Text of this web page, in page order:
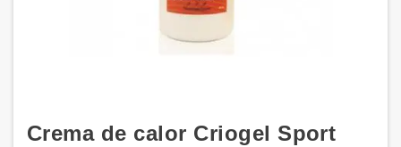
Crema de calor Criogel Sport